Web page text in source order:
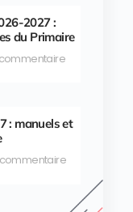
2027 :
du Primaire
: manuels et